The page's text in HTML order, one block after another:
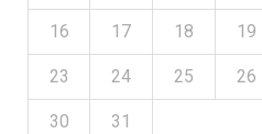
16 17 18 19
23 24 25 26
30 31